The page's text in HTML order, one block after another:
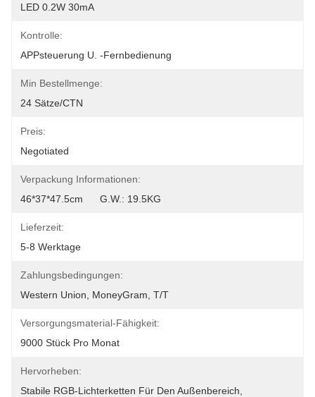
LED 0.2W 30mA
Kontrolle:
APPsteuerung U. -Fernbedienung
Min Bestellmenge:
24 Sätze/CTN
Preis:
Negotiated
Verpackung Informationen:
46*37*47.5cm      G.W.: 19.5KG
Lieferzeit:
5-8 Werktage
Zahlungsbedingungen:
Western Union, MoneyGram, T/T
Versorgungsmaterial-Fähigkeit:
9000 Stück Pro Monat
Hervorheben:
Stabile RGB-Lichterketten Für Den Außenbereich